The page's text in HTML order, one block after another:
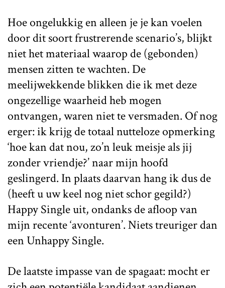
Hoe ongelukkig en alleen je je kan voelen
door dit soort frustrerende scenario’s, blijkt
niet het materiaal waarop de (gebonden)
mensen zitten te wachten. De
meelijwekkende blikken die ik met deze
ongezellige waarheid heb mogen
ontvangen, waren niet te versmaden. Of nog
erger: ik krijg de totaal nutteloze opmerking
‘hoe kan dat nou, zo’n leuk meisje als jij
zonder vriendje?’ naar mijn hoofd
geslingerd. In plaats daarvan hang ik dus de
(heeft u uw keel nog niet schor gegild?)
Happy Single uit, ondanks de afloop van
mijn recente ‘avonturen’. Niets treuriger dan
een Unhappy Single.
De laatste impasse van de spagaat: mocht er